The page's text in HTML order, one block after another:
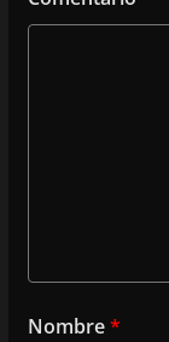
Nombre*